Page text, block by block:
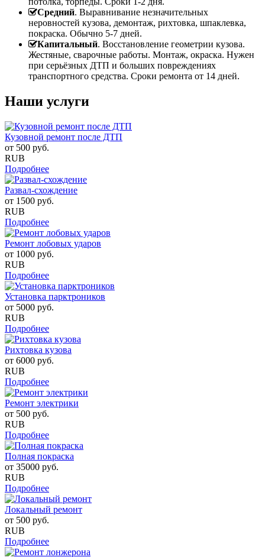
Средний. Выравнивание незначительных
неровностей кузова, демонтаж, рихтовка, шпаклевка,
покраска. Обычно 5-7 дней.
Капитальный. Восстановление геометрии кузова.
Жестяные, сварочные работы. Монтаж, окраска. Нужен
при серьёзных ДТП и больших повреждениях
транспортного средства. Сроки ремонта от 14 дней.
Наши услуги
Кузовной ремонт после ДТП
от 500 руб.
RUB
Подробнее
Развал-схождение
от 1500 руб.
RUB
Подробнее
Ремонт лобовых ударов
от 1000 руб.
RUB
Подробнее
Установка парктроников
от 5000 руб.
RUB
Подробнее
Рихтовка кузова
от 6000 руб.
RUB
Подробнее
Ремонт электрики
от 500 руб.
RUB
Подробнее
Полная покраска
от 35000 руб.
RUB
Подробнее
Локальный ремонт
от 500 руб.
RUB
Подробнее